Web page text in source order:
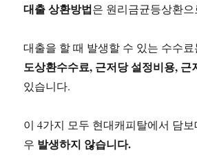
대출 상환방법은 원리금균등상환
대출을 할 때 발생할 수 있는 수수료
도상환수수료, 근저당 설정비용, 근
있습니다.
이 4가지 모두 현대캐피탈에서 담
우 발생하지 않습니다.